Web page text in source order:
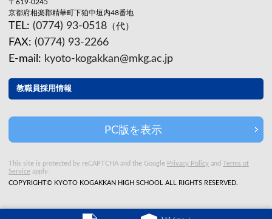
〒619-0245
京都府相楽郡精華町下狛中垣内48番地
TEL: (0774) 93-0518 （代）
FAX: (0774) 93-2266
E-mail: kyoto-kogakkan@mkg.ac.jp
教職員採用情報
PC版を表示
This site is protected by reCAPTCHA and the Google Privacy Policy and Terms of
Service apply.
COPYRIGHT© KYOTO KOGAKKAN HIGH SCHOOL ALL RIGHTS RESERVED.